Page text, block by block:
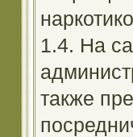
1.4. На
также